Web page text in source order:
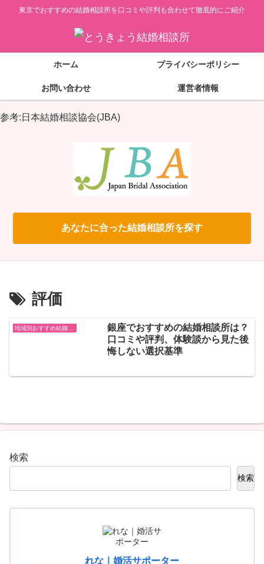
東京でおすすめの結婚相談所を口コミや評判も合わせて徹底的にご紹介
ホーム プライバシーポリシー
お問い合わせ 運営者情報
参考:日本結婚相談協会(JBA)
あなたに合った結婚相談所を探す
評価
地域別おすすめ結婚相談所
銀座でおすすめの結婚相談所は？
口コミや評判、体験談から見た後
悔しない選択基準
検索
検索
れな｜婚活サポーター